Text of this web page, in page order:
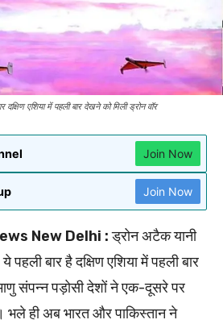
एशिया में पहली बार देखने को मिली ड्रोन वॉर
Join Now
Join Now
New Delhi :ड्रोन अटैक यानी
पहली बार है दक्षिण एशिया में पहली बार
संपन्न पड़ोसी देशों ने एक-दूसरे पर
भले ही अब भारत और पाकिस्तान ने